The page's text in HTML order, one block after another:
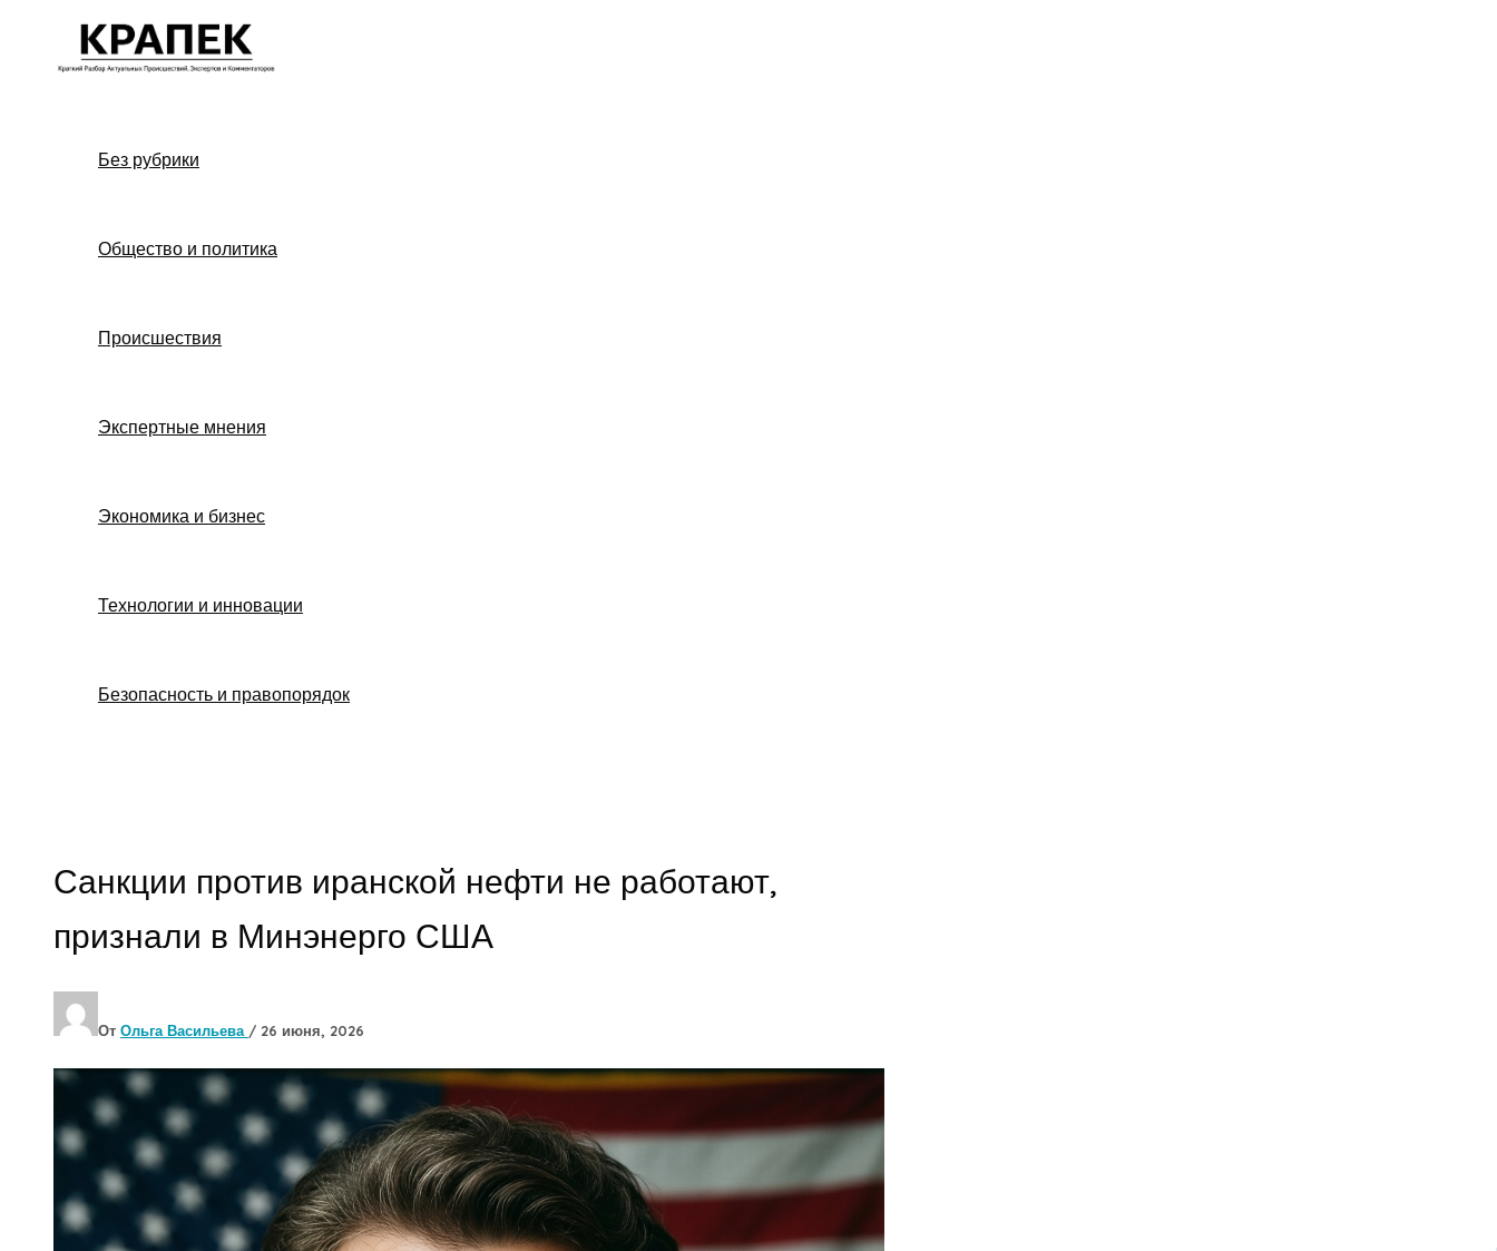
Без рубрики
Общество и политика
Происшествия
Экспертные мнения
Экономика и бизнес
Технологии и инновации
Безопасность и правопорядок
Санкции против иранской нефти не работают,
признали в Минэнерго США
От Ольга Васильева / 26 июня, 2026